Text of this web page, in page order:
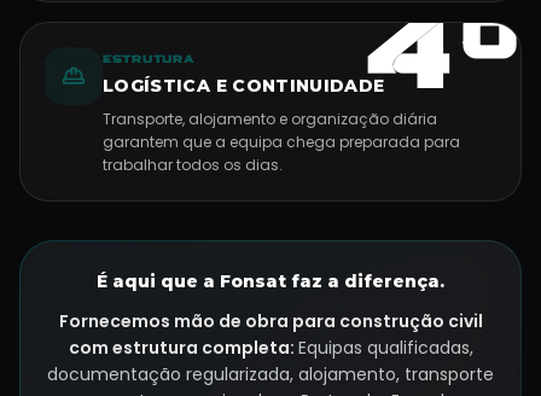
4º
ESTRUTURA
LOGÍSTICA E CONTINUIDADE
Transporte, alojamento e organização diária
garantem que a equipa chega preparada para
trabalhar todos os dias.
É aqui que a Fonsat faz a diferença.
Fornecemos mão de obra para construção civil
com estrutura completa: Equipas qualificadas,
documentação regularizada, alojamento, transporte